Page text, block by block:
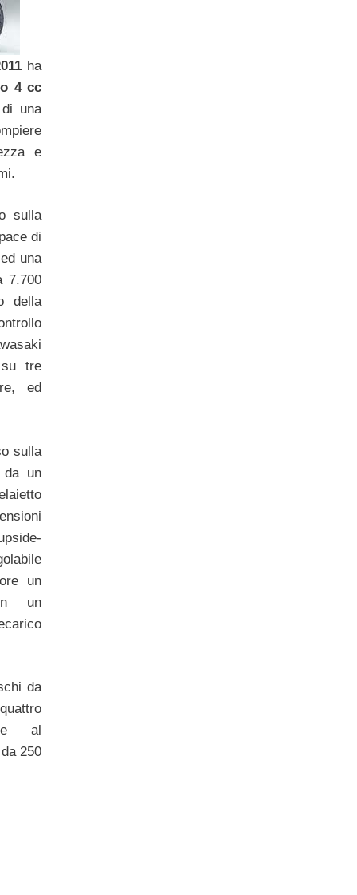
ha
4 cc
una
e
sulla
di
una
7.700
della
su tre
ed
sulla
un
un
un
da
al
250